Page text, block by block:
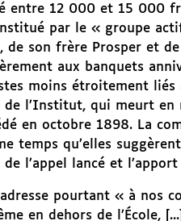
entre 12 000 et 15 000
par le « groupe
de son frère Prosper et
aux banquets
moins étroitement liés
de l’Institut, qui meurt
en octobre 1898. La
temps qu’elles
l’appel lancé et
pourtant « à nos
en dehors de l’École,